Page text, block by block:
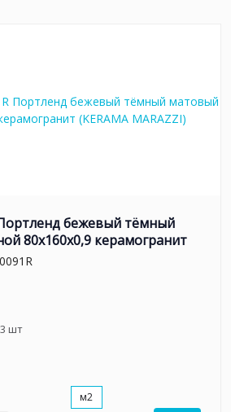
бежевый тёмный
80x160x0,9 керамогранит
3 шт
м2